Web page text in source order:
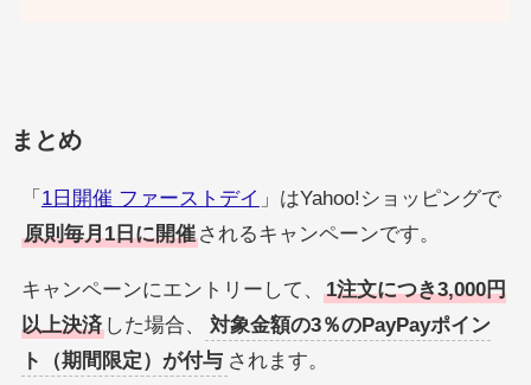
まとめ
「 1日開催 ファーストデイ 」はYahoo!ショッピングで
原則毎月1日に開催されるキャンペーンです。
キャンペーンにエントリーして、
1注文につき3,000円
以上決済した場合、
対象金額の3％のPayPayポイン
ト（期間限定）が付与 されます。